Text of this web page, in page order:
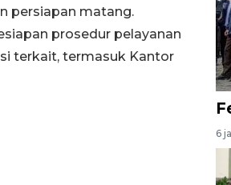
persiapan matang.
prosedur pelayanan
terkait, termasuk Kantor
6